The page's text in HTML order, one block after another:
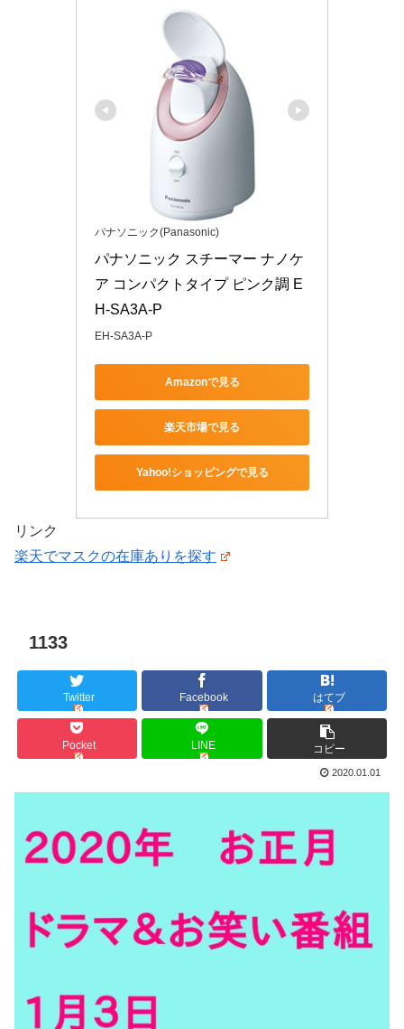
パナソニック(Panasonic)
パナソニック スチーマー ナノケ
ア コンパクトタイプ ピンク調 E
H-SA3A-P
EH-SA3A-P
Amazonで見る
楽天市場で見る
Yahoo!ショッピングで見る
リンク
楽天でマスクの在庫ありを探す
1133
Twitter Facebook はてブ
Pocket LINE コピー
2020.01.01